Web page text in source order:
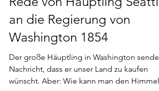
10. Dez. 2019
4 Min. Lesezeit
Rede von Häuptling Seattle
an die Regierung von
Washington 1854
Der große Häuptling in Washington sendet